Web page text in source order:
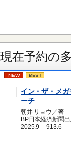
現在予約の
NEW BEST
イン・ザ・メガ
ーチ
朝井 リョウ／著 --
BP日本経済新聞
2025.9 -- 913.6